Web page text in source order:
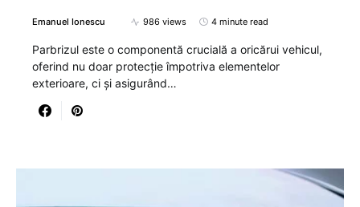
Emanuel Ionescu 986 views 4 minute read
Parbrizul este o componentă crucială a oricărui vehicul,
oferind nu doar protecție împotriva elementelor
exterioare, ci și asigurând…